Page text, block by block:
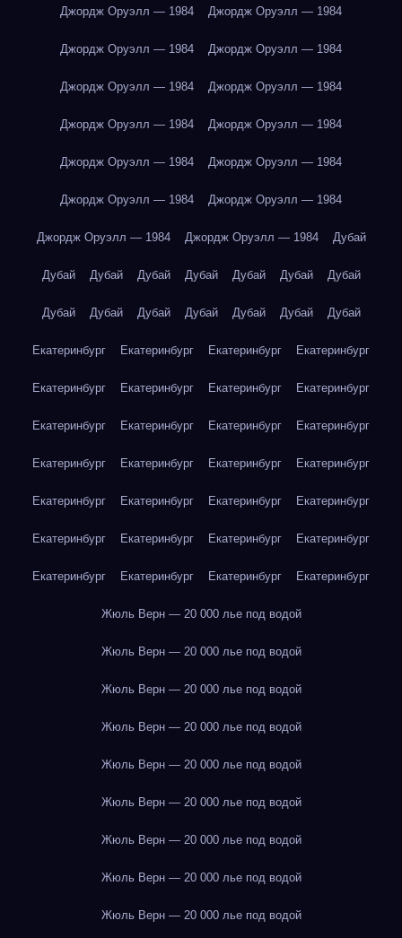
Джордж Оруэлл — 1984 Джордж Оруэлл — 1984
Джордж Оруэлл — 1984 Джордж Оруэлл — 1984
Джордж Оруэлл — 1984 Джордж Оруэлл — 1984
Джордж Оруэлл — 1984 Джордж Оруэлл — 1984
Джордж Оруэлл — 1984 Джордж Оруэлл — 1984
Джордж Оруэлл — 1984 Джордж Оруэлл — 1984
Джордж Оруэлл — 1984 Джордж Оруэлл — 1984 Дубай
Дубай Дубай Дубай Дубай Дубай Дубай Дубай
Дубай Дубай Дубай Дубай Дубай Дубай Дубай
Екатеринбург Екатеринбург Екатеринбург Екатеринбург
Екатеринбург Екатеринбург Екатеринбург Екатеринбург
Екатеринбург Екатеринбург Екатеринбург Екатеринбург
Екатеринбург Екатеринбург Екатеринбург Екатеринбург
Екатеринбург Екатеринбург Екатеринбург Екатеринбург
Екатеринбург Екатеринбург Екатеринбург Екатеринбург
Екатеринбург Екатеринбург Екатеринбург Екатеринбург
Жюль Верн — 20 000 лье под водой
Жюль Верн — 20 000 лье под водой
Жюль Верн — 20 000 лье под водой
Жюль Верн — 20 000 лье под водой
Жюль Верн — 20 000 лье под водой
Жюль Верн — 20 000 лье под водой
Жюль Верн — 20 000 лье под водой
Жюль Верн — 20 000 лье под водой
Жюль Верн — 20 000 лье под водой